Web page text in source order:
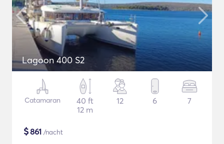
Lagoon 400 S2
Catamaran
40 ft
12 m
12 6 7
$861 /nacht